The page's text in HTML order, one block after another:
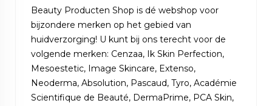
Beauty Producten Shop is dé webshop voor
bijzondere merken op het gebied van
huidverzorging! U kunt bij ons terecht voor de
volgende merken: Cenzaa, Ik Skin Perfection,
Mesoestetic, Image Skincare, Extenso,
Neoderma, Absolution, Pascaud, Tyro, Académie
Scientifique de Beauté, DermaPrime, PCA Skin,